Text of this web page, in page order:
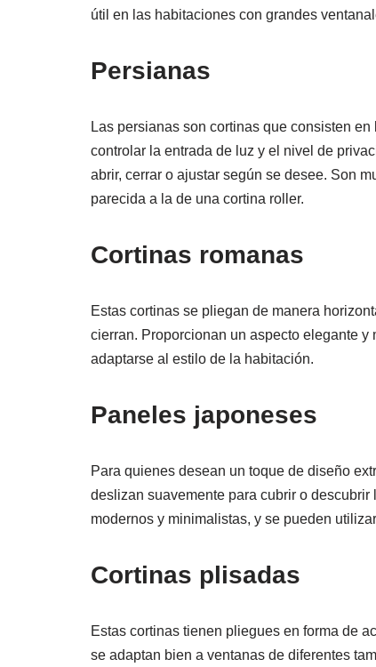
útil en las habitaciones con grandes
Persianas
Las persianas son cortinas que consisten
controlar la entrada de luz y el nivel de
abrir, cerrar o ajustar según se desee. Son
parecida a la de una cortina roller.
Cortinas romanas
Estas cortinas se pliegan de manera
cierran. Proporcionan un aspecto elegante
adaptarse al estilo de la habitación.
Paneles japoneses
Para quienes desean un toque de diseño
deslizan suavemente para cubrir o
modernos y minimalistas, y se pueden
Cortinas plisadas
Estas cortinas tienen pliegues en forma de
se adaptan bien a ventanas de diferentes